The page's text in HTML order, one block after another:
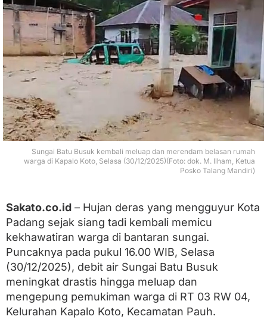
K
e
m
b
a
l
i
M
p
,
B
n
R
u
m
a
h
d
i
K
Sungai Batu Busuk kembali meluap dan merendam belasan rumah
warga di Kapalo Koto, Selasa (30/12/2025)(Foto: dok. M. Ilham, Ketua
Posko Talang Mandiri)
Sakato.co.id – Hujan deras yang mengguyur Kota
Padang sejak siang tadi kembali memicu
kekhawatiran warga di bantaran sungai.
Puncaknya pada pukul 16.00 WIB, Selasa
(30/12/2025), debit air Sungai Batu Busuk
meningkat drastis hingga meluap dan
mengepung pemukiman warga di RT 03 RW 04,
Kelurahan Kapalo Koto, Kecamatan Pauh.